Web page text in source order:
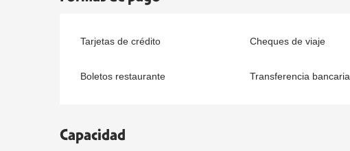
Tarjetas de crédito Cheques de viaje
Boletos restaurante Transferencia bancaria
Capacidad